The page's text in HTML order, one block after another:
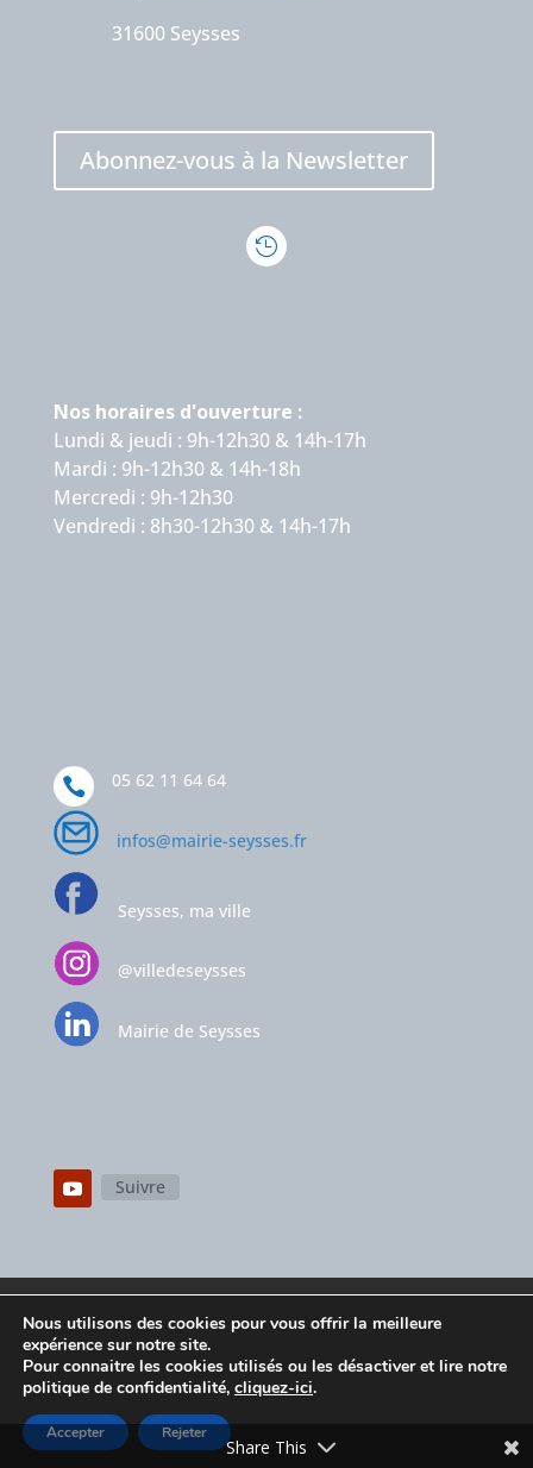
31600 Seysses
Abonnez-vous à la Newsletter

Nos horaires d'ouverture :
Lundi & jeudi : 9h-12h30 & 14h-17h
Mardi : 9h-12h30 & 14h-18h
Mercredi : 9h-12h30
Vendredi : 8h30-12h30 & 14h-17h
05 62 11 64 64
infos@mairie-seysses.fr
Seysses, ma ville
@villedeseysses
Mairie de Seysses
Suivre
Espace privé
Politique de confidentialité
© ConceptionAgence CosiWeb
Nous utilisons des cookies pour vous offrir la meilleure
expérience sur notre site.
Pour connaitre les cookies utilisés ou les désactiver et lire notre
politique de confidentialité, cliquez-ici.
Accepter Rejeter
Share This